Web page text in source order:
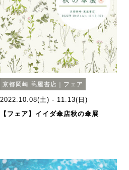
京都岡崎 蔦屋書店｜フェア
2022.10.08(土) - 11.13(日)
【フェア】イイダ傘店秋の傘展